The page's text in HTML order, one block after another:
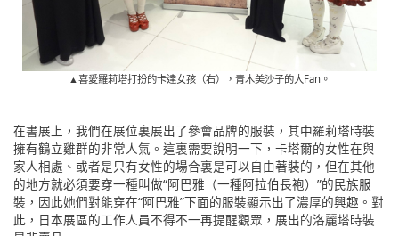
▲喜愛羅莉塔打扮的卡達女孩（右），青木美沙子的大Fan。
在書展上，我們在展位裏展出了參會品牌的服裝，其中羅莉塔時裝
擁有鶴立雞群的非常人氣。這裏需要說明一下，卡塔爾的女性在與
家人相處、或者是只有女性的場合裏是可以自由著裝的，但在其他
的地方就必須要穿一種叫做“阿巴雅（一種阿拉伯長袍）”的民族服
裝，因此她們對能穿在“阿巴雅”下面的服裝顯示出了濃厚的興趣。對
此，日本展區的工作人員不得不一再提醒觀眾，展出的洛麗塔時裝